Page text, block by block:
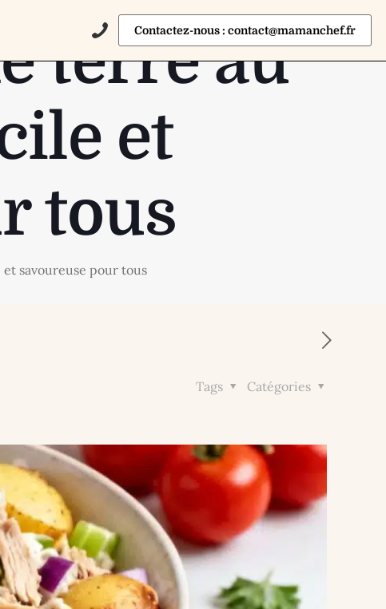
Contactez-nous : contact@mamanchef.fr
terre au
et
tous
savoureuse pour tous
Catégories
Tags